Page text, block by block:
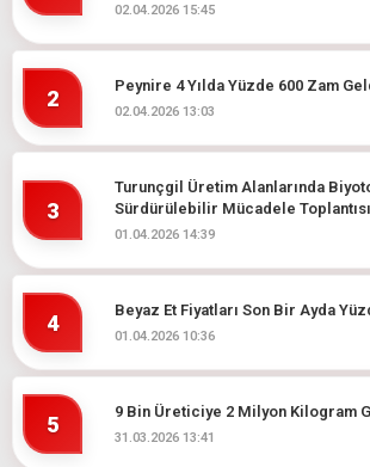
02.04.2026 15:45
2 Peynire 4 Yılda Yüzde 600 Zam
02.04.2026 13:03
3
Turunçgil Üretim Alanlarında
Sürdürülebilir Mücadele Toplantısı
01.04.2026 14:39
4 Beyaz Et Fiyatları Son Bir Ayda
01.04.2026 10:36
5 9 Bin Üreticiye 2 Milyon Kilogram
31.03.2026 13:41